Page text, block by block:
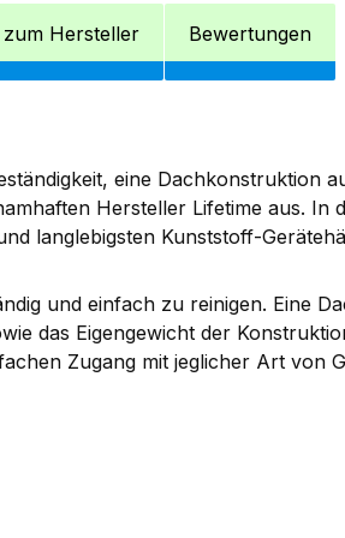
Hersteller Bewertungen
eine Dachkonstruktion
Hersteller Lifetime aus.
langlebigsten Kunststoff-
und einfach zu reinigen. Eine
das Eigengewicht der
Zugang mit jeglicher Art von